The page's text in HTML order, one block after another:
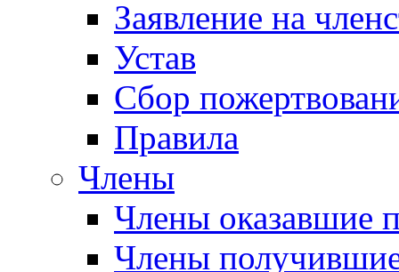
Заявление на
Устав
Сбор
Правила
Члены
Члены оказавшие
Члены